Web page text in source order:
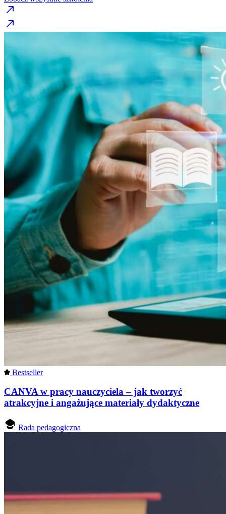
Bestseller
CANVA w pracy nauczyciela – jak tworzyć
atrakcyjne i angażujące materiały dydaktyczne
Rada pedagogiczna